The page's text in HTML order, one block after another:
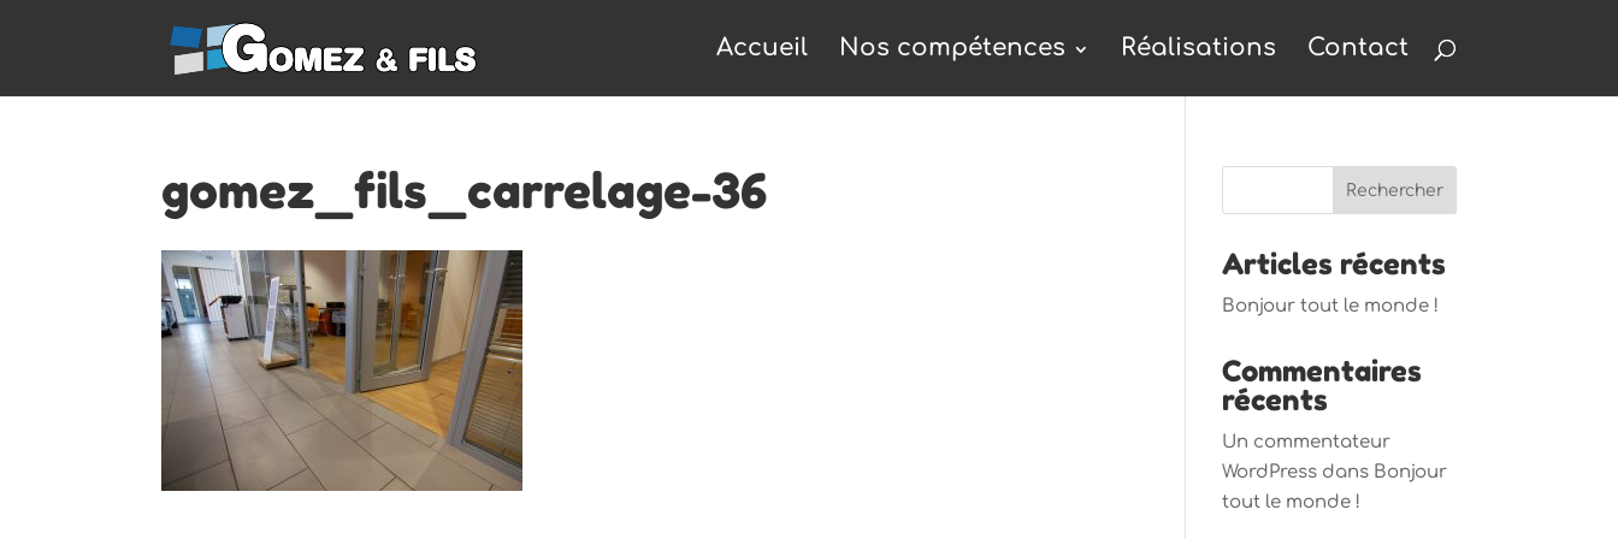
Accueil Nos compétences Réalisations Contact
gomez_fils_carrelage-36
Articles récents
Bonjour tout le monde !
Commentaires
récents
Un commentateur
WordPress dans Bonjour
tout le monde !